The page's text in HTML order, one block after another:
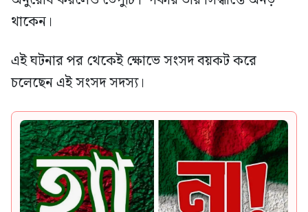
থাকেন।
এই ঘটনার পর থেকেই ক্ষোভে সংসদ বয়কট করে
চলেছেন এই সংসদ সদস্য।